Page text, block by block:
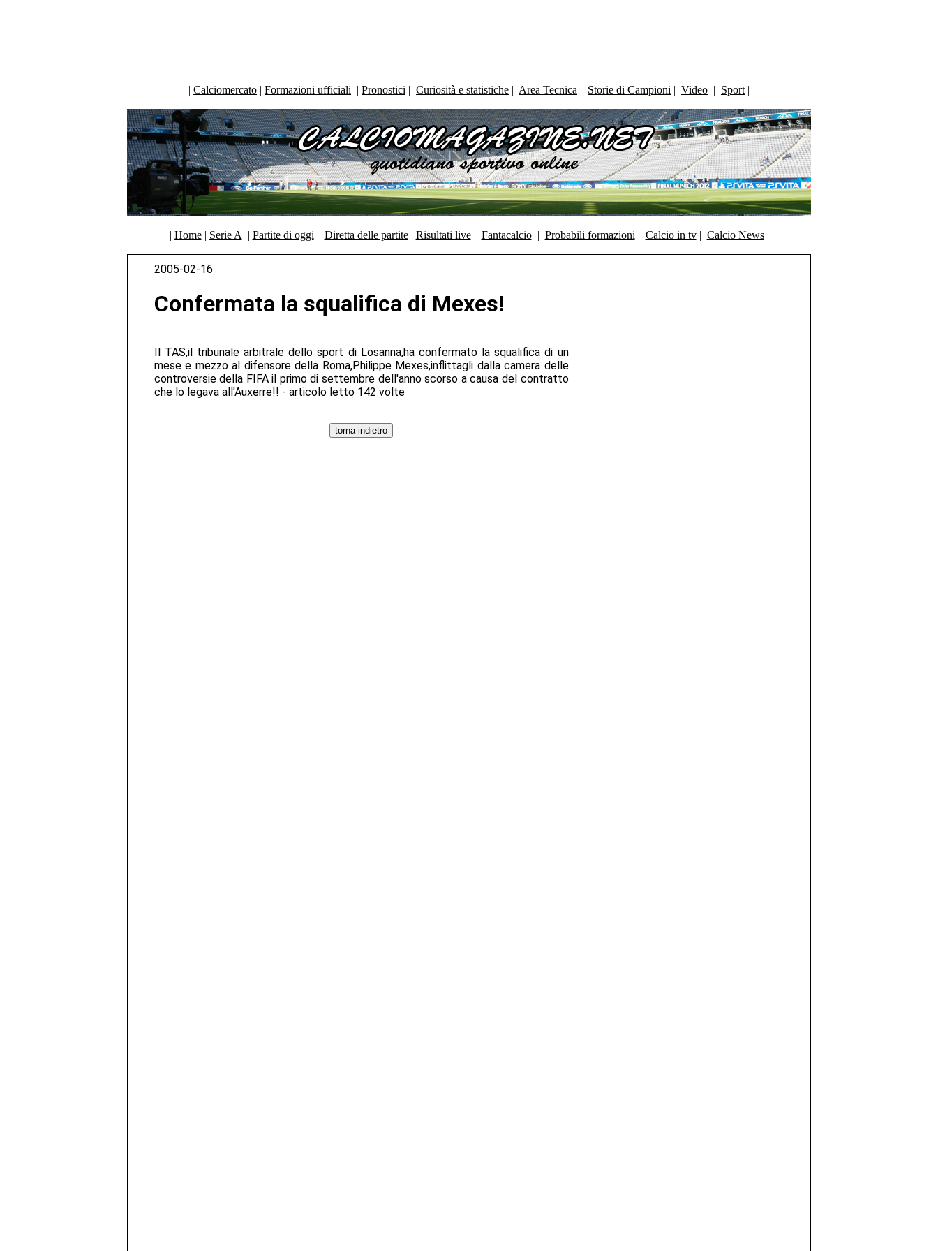
| Calciomercato | Formazioni ufficiali | Pronostici | Curiosità e statistiche | Area Tecnica | Storie di Campioni | Video | Sport |
| Home| Serie A | Partite di oggi | Diretta delle partite| Risultati live| Fantacalcio| Probabili formazioni | Calcio in tv| Calcio News|
2005-02-16
Confermata la squalifica di Mexes!
Il TAS,il tribunale arbitrale dello sport di Losanna,ha confermato la squalifica di un
mese e mezzo al difensore della Roma,Philippe Mexes,inflittagli dalla camera delle
controversie della FIFA il primo di settembre dell'anno scorso a causa del contratto
che lo legava all'Auxerre!! - articolo letto 142 volte